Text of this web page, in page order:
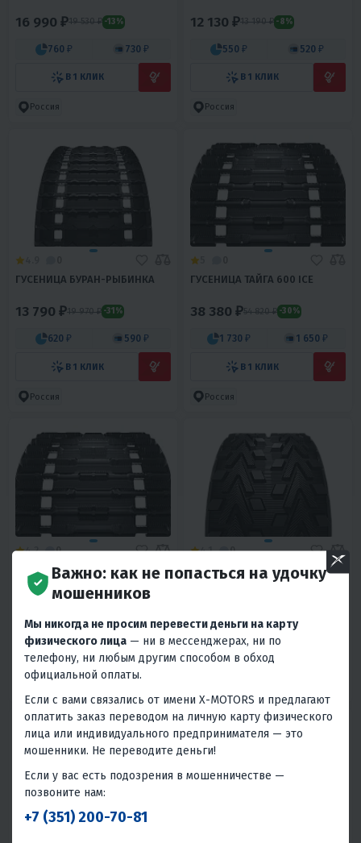
16 990 ₽19 530 ₽ -13%
760 ₽ 730 ₽
В 1 КЛИК
Россия
12 130 ₽13 190 ₽ -8%
550 ₽ 520 ₽
В 1 КЛИК
Россия
ГУСЕНИЦА БУРАН-РЫБИНКА
13 790 ₽19 970 ₽ -31%
620 ₽ 590 ₽
В 1 КЛИК
Россия
ГУСЕНИЦА ТАЙГА 600 ICE
38 380 ₽54 820 ₽ -30%
1 730 ₽ 1 650 ₽
В 1 КЛИК
Россия
4.2 0
ГУСЕНИЦА ТАЙГА 600
51 900 ₽
2 340 ₽ 2 230 ₽
В 1 КЛИК
4.1 0
ГУСЕНИЦА ДЛЯ
АВТОПОДВЕСОК
2 000 ₽ 1 910 ₽
В 1 КЛИК
Важно: как не попасться на удочку
мошенников
Мы никогда не просим перевести деньги на карту
физического лица — ни в мессенджерах, ни по
телефону, ни любым другим способом в обход
официальной оплаты.
Если с вами связались от имени X-MOTORS и предлагают
оплатить заказ переводом на личную карту физического
лица или индивидуального предпринимателя — это
мошенники. Не переводите деньги!
Если у вас есть подозрения в мошенничестве —
позвоните нам:
+7 (351) 200-70-81